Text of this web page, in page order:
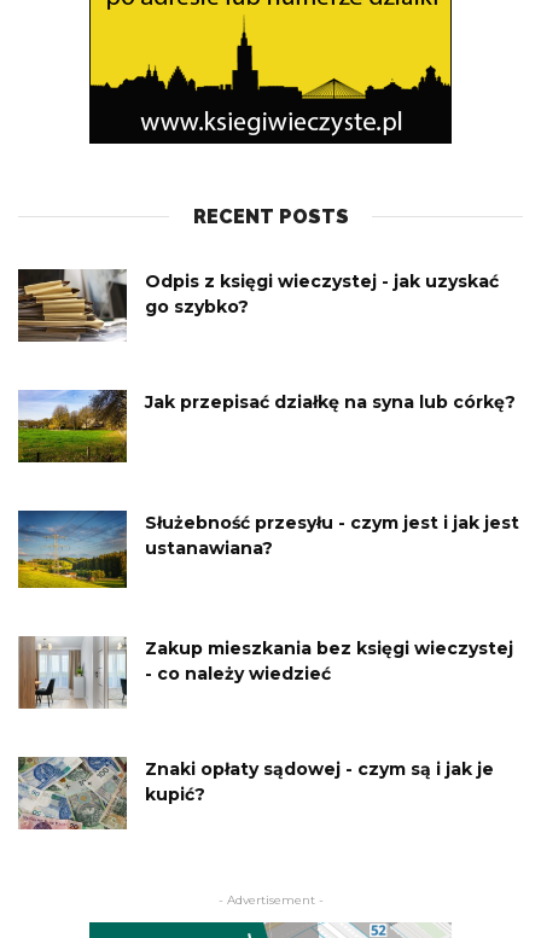
RECENT POSTS
Odpis z księgi wieczystej - jak uzyskać
go szybko?
Jak przepisać działkę na syna lub córkę?
Służebność przesyłu - czym jest i jak jest
ustanawiana?
Zakup mieszkania bez księgi wieczystej
- co należy wiedzieć
Znaki opłaty sądowej - czym są i jak je
kupić?
- Advertisement -